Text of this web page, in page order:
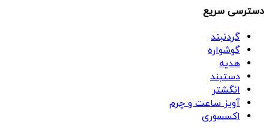
دسترسی سریع
گردنبند
گوشواره
هدیه
دستبند
انگشتر
آویز ساعت و چرم
اکسسوری